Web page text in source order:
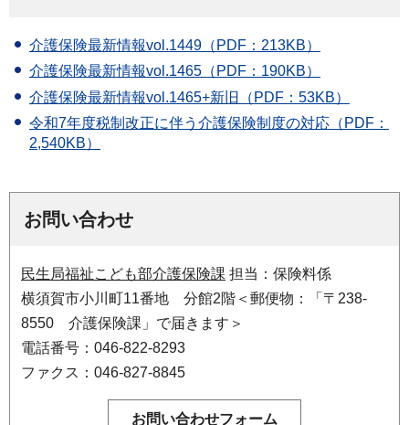
介護保険最新情報vol.1449（PDF：213KB）
介護保険最新情報vol.1465（PDF：190KB）
介護保険最新情報vol.1465+新旧（PDF：53KB）
令和7年度税制改正に伴う介護保険制度の対応（PDF：
2,540KB）
お問い合わせ
民生局福祉こども部介護保険課 担当：保険料係
横須賀市小川町11番地 分館2階＜郵便物：「〒238-
8550 介護保険課」で届きます＞
電話番号：046-822-8293
ファクス：046-827-8845